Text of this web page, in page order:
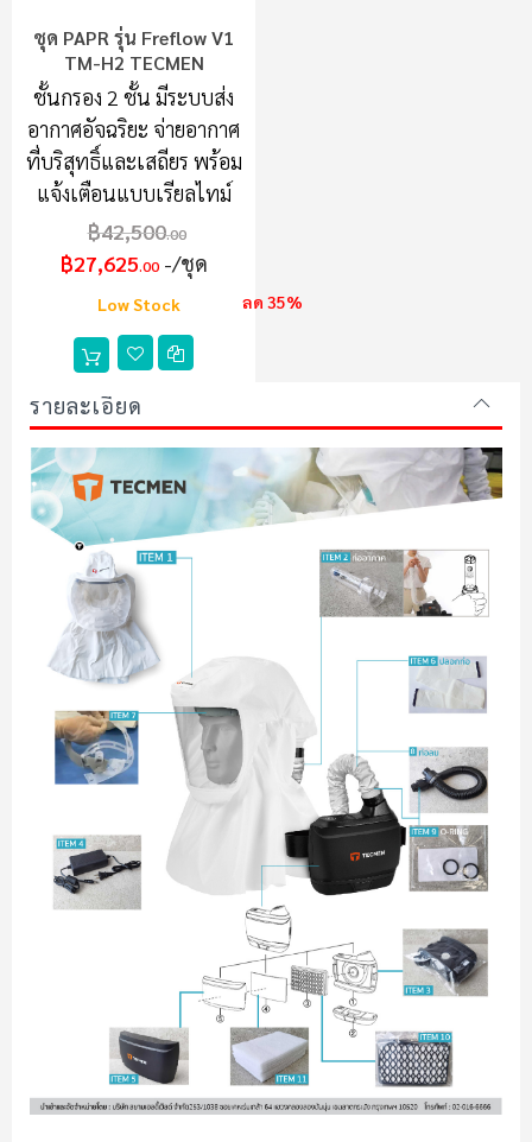
ชุด PAPR รุ่น Freflow V1
TM-H2 TECMEN
ชั้นกรอง 2 ชั้น มีระบบส่ง
อากาศอัจฉริยะ จ่ายอากาศ
ที่บริสุทธิ์และเสถียร พร้อม
แจ้งเตือนแบบเรียลไทม์
฿42,500.00
฿27,625.00 /ชุด
Low Stock ลด 35%
รายละเอียด